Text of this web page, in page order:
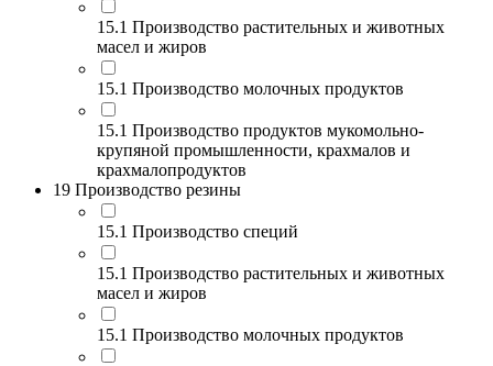
15.1 Производство растительных и животных
масел и жиров
15.1 Производство молочных продуктов
15.1 Производство продуктов мукомольно-
крупяной промышленности, крахмалов и
крахмалопродуктов
19 Производство резины
15.1 Производство специй
15.1 Производство растительных и животных
масел и жиров
15.1 Производство молочных продуктов